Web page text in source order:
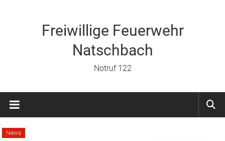
Freiwillige Feuerwehr
Natschbach
Notruf 122
News